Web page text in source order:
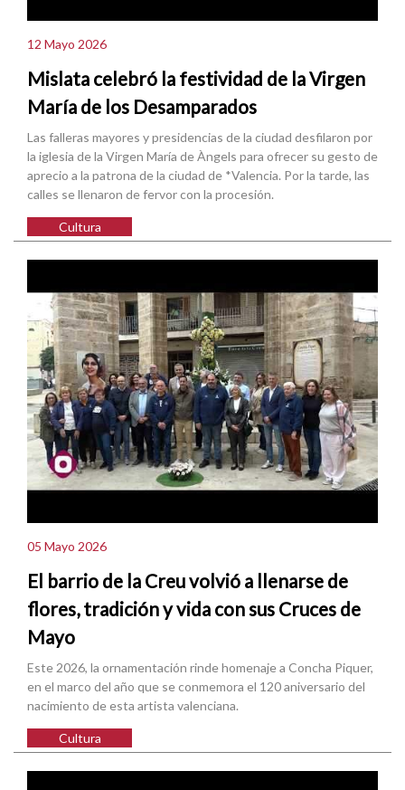
12 Mayo 2026
Mislata celebró la festividad de la Virgen
María de los Desamparados
Las falleras mayores y presidencias de la ciudad desfilaron por
la iglesia de la Virgen María de Àngels para ofrecer su gesto de
aprecio a la patrona de la ciudad de *Valencia. Por la tarde, las
calles se llenaron de fervor con la procesión.
Cultura
05 Mayo 2026
El barrio de la Creu volvió a llenarse de
flores, tradición y vida con sus Cruces de
Mayo
Este 2026, la ornamentación rinde homenaje a Concha Piquer,
en el marco del año que se conmemora el 120 aniversario del
nacimiento de esta artista valenciana.
Cultura